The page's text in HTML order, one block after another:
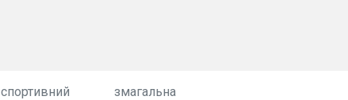
спортивний
змагальна